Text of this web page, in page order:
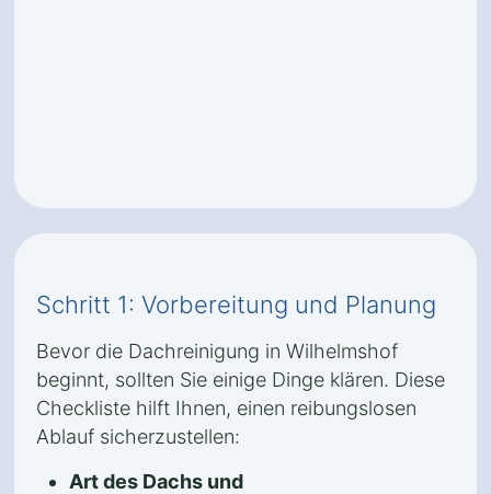
Schritt 1: Vorbereitung und Planung
Bevor die Dachreinigung in Wilhelmshof
beginnt, sollten Sie einige Dinge klären. Diese
Checkliste hilft Ihnen, einen reibungslosen
Ablauf sicherzustellen:
Art des Dachs und